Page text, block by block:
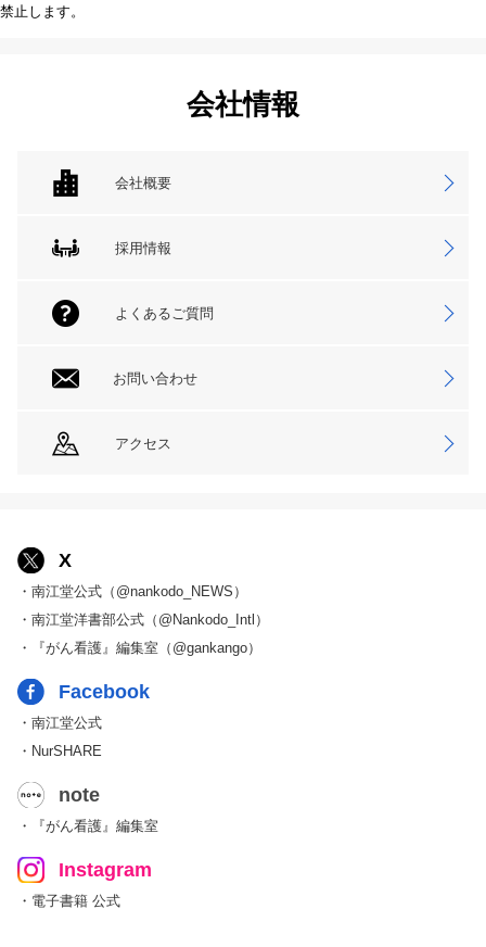
禁止します。
会社情報
会社概要
採用情報
よくあるご質問
お問い合わせ
アクセス
X
・南江堂公式（@nankodo_NEWS）
・南江堂洋書部公式（@Nankodo_Intl）
・『がん看護』編集室（@gankango）
Facebook
・南江堂公式
・NurSHARE
note
・『がん看護』編集室
Instagram
・電子書籍 公式